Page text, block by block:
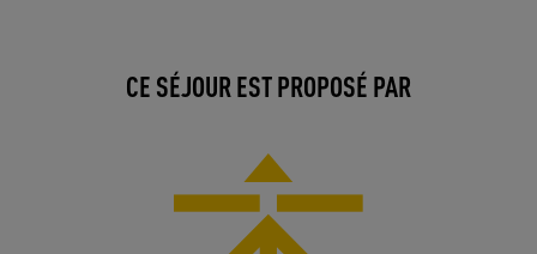
CE SÉJOUR EST PROPOSÉ PAR